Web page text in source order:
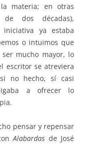
materia; en otras
dos décadas),
ya estaba
o intuimos que
mucho mayor, lo
escritor se atreviera
no hecho, sí casi
a ofrecer lo
pensar y repensar
Alabardas de José